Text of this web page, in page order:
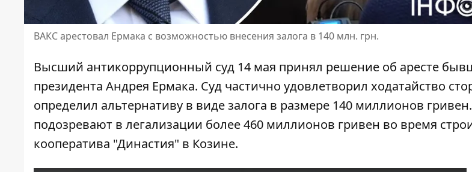
ВАКС арестовал Ермака с возможностью внесения залога в 140 млн. грн.
Высший антикоррупционный суд 14 мая принял решение об аресте
президента Андрея Ермака. Суд частично удовлетворил ходатайство
определил альтернативу в виде залога в размере 140 миллионов
подозревают в легализации более 460 миллионов гривен во время
кооператива "Династия" в Козине.